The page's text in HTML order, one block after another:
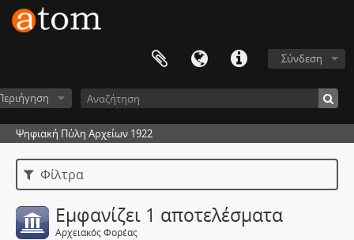
Σύνδεση
Ψηφιακή Πύλη Αρχείων 1922
Φίλτρα
Εμφανίζει 1 αποτελέσματα
Αρχειακός Φορέας